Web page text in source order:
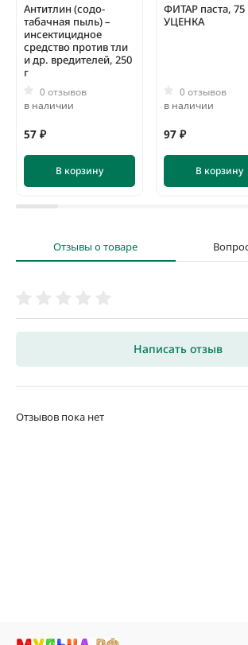
Антитлин (содо-
табачная пыль) –
инсектицидное
средство против тли
и др. вредителей, 250
г
0 отзывов
в наличии
57 ₽
В корзину
ФИТАР паста, 75
УЦЕНКА
0 отзывов
в наличии
97 ₽
В корзину
Отзывы о товаре
Написать отзыв
Отзывов пока нет